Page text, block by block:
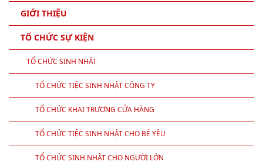
GIỚI THIỆU
TỔ CHỨC SỰ KIỆN
TỔ CHỨC SINH NHẬT
TỔ CHỨC TIỆC SINH NHẬT CÔNG TY
TỔ CHỨC KHAI TRƯƠNG CỬA HÀNG
TỔ CHỨC TIỆC SINH NHẬT CHO BÉ YÊU
TỔ CHỨC SINH NHẬT CHO NGƯỜI LỚN